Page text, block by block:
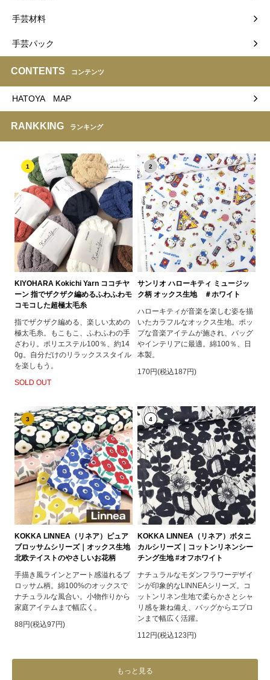
手芸材料
手芸パック
CONTENTS コンテンツ
HATOYA MAP
RANKKING ランキング
1
KIYOHARA Kokichi Yarn ココチヤ
ーン 指でザクザク編めるふわふわモ
コモコした超極太毛糸
指でザクザク編める、楽しい太めの
極太毛糸。もこもこ、ふわふわの手
ざわり。ポリエステル100％、約14
0g。自分だけのリラックススタイル
を楽しもう。
SOLD OUT
2
サンリオ ハローキティ ミュージッ
ク柄 オックス生地 ＃ホワイト
ハローキティが音楽を楽しむ姿を描
いたカラフルなオックス生地。ポッ
プな音楽アイテムが施され、バッグ
やインテリアに最適。綿100％、日
本製。
170円(税込187円)
3
KOKKA LINNEA（リネア）ピュア
ブロッサムシリーズ｜オックス生地
北欧テイストのやさしいお花柄
手描き風ラインとアート感溢れるブ
ロッサム柄。綿100%のオックスで
ナチュラルな風合い。小物作りから
家庭アイテムまで幅広く。
88円(税込97円)
4
KOKKA LINNEA（リネア）ボタニ
カルシリーズ｜コットンリネンシー
チング生地 #オフホワイト
ナチュラルなモダンフラワーデザイ
ンが印象的なLINNEAシリーズ。コ
ットンリネン生地で柔らかさとシャ
リ感を兼ね備え、バッグからエプロ
ンまで幅広く活躍。
112円(税込123円)
もっと見る